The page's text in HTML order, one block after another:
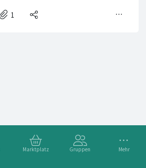
Marktplatz Gruppen Mehr